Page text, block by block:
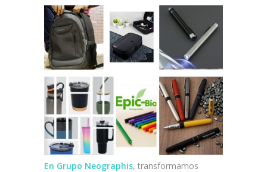
En Grupo Neographis, transformamos